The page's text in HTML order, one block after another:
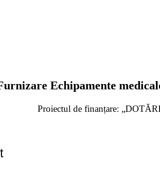
Echipamente
Proiectul de finanțare: